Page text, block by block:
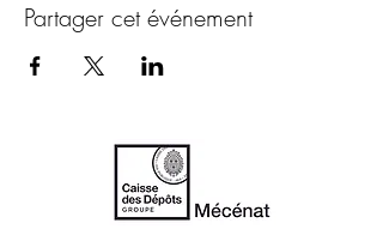
Partager cet événement